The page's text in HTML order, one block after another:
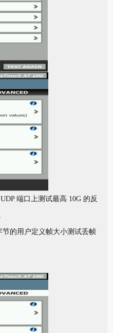
端口上测试最高 10G 的反
节的用户定义帧大小测试丢帧